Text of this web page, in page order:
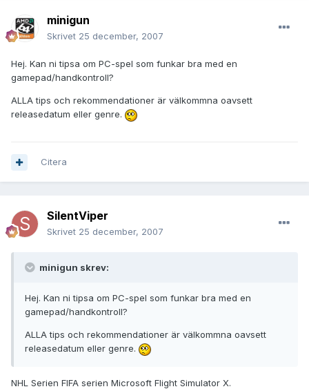
minigun
Skrivet 25 december, 2007
Hej. Kan ni tipsa om PC-spel som funkar bra med en
gamepad/handkontroll?
ALLA tips och rekommendationer är välkommna oavsett
releasedatum eller genre.
Citera
SilentViper
Skrivet 25 december, 2007
minigun skrev:
Hej. Kan ni tipsa om PC-spel som funkar bra med en
gamepad/handkontroll?
ALLA tips och rekommendationer är välkommna oavsett
releasedatum eller genre.
NHL Serien FIFA serien Microsoft Flight Simulator X.